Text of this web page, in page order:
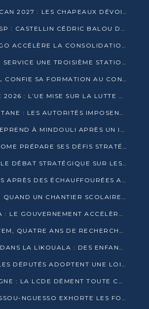
ÉLIMINATOIRES CAN 2027 : LES CHAPEAUX DÉVOILÉS, LE CONGO FIXÉ SUR SON SORT
PROPOS DU DGSP : CASTELLIN CÉDRIC BALOU DÉNONCE DES PROPOS INTIMIDANTS
SANTÉ : LE CONGO ACCÉLÈRE LA CONSOLIDATION DE L’OFFRE DE SOINS
LA LCDE MET EN SERVICE UNE TROISIÈME STATION D’EAU POTABLE À MFILOU
FOOTBALL : L’OL CONFIE SA FORMATION AU CONGOLAIS CHRISTIAN BASSILA
PRÉSIDENTIELLE 2026 : L’UE MISE SUR LA LUTTE CONTRE LA DÉSINFORMATION
PRIX DU GAZ BUTANE : LES AUTORITÉS IMPOSENT LE RESPECT DES PRIX RÉGLEMENTÉS
POOL : LA VIE REPREND À MINDOULI APRÈS UN INCIDENT ARMÉ SUR LA RN1
LE PORT AUTONOME PRÉPARE SES DÉFIS STRATÉGIQUES DE 2026
L’ARPCE LANCE LE DÉBAT STRATÉGIQUE SUR LES DONNÉES, L’IA ET LA FINANCE NUMÉRIQUE AU CONGO
POOL : TENSIONS APRÈS DES ÉCHAUFFOURÉES ARMÉES ENTRE DGSP ET EX-MILICIENS NINJA
ANGOLA-LIBRE : QUAND UN CHANTIER SCOLAIRE DEVIENT LE MIROIR D’UN CONGO EN MOUVEMENT
PROJET MOSALA : LE GOUVERNEMENT ACCÉLÈRE L’INSERTION DES JEUNES EN 2026
FORCA ECOSYSTEM, QUATRE ANS DE RECHERCHE DE TERRAIN AVANT UN LANCEMENT OFFICIEL EN 2026
TRAFIC HUMAIN DANS LA LIKOUALA : DES ENFANTS AUTOCHTONES RÉDUITS AU TRAVAIL FORCÉ
BUDGET 2026 : LES DÉPUTÉS ADOPTENT UNE LOI DES FINANCES DE PLUS DE 2500 MILLIARDS FCFA
ARNAQUE EN LIGNE : LA LCDE DÉMENT TOUTE CAMPAGNE DE RECRUTEMENT
VŒUX 2026 : SASSOU-NGUESSO EXHORTE LES FORCES VIVES À RENFORCER L’UNITÉ